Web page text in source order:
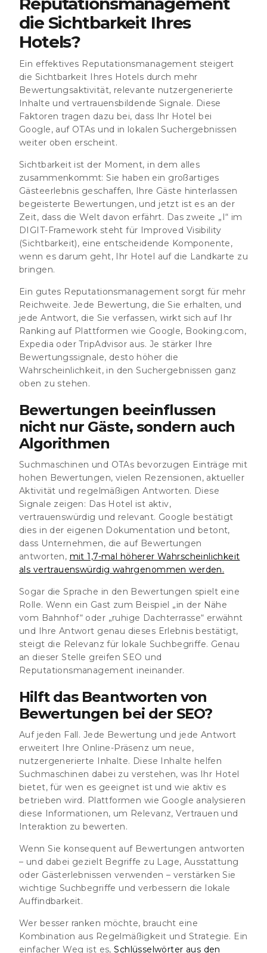
die Sichtbarkeit Ihres
Hotels?
Ein effektives Reputationsmanagement steigert
die Sichtbarkeit Ihres Hotels durch mehr
Bewertungsaktivität, relevante nutzergenerierte
Inhalte und vertrauensbildende Signale. Diese
Faktoren tragen dazu bei, dass Ihr Hotel bei
Google, auf OTAs und in lokalen Suchergebnissen
weiter oben erscheint.
Sichtbarkeit ist der Moment, in dem alles
zusammenkommt: Sie haben ein großartiges
Gästeerlebnis geschaffen, Ihre Gäste hinterlassen
begeisterte Bewertungen, und jetzt ist es an der
Zeit, dass die Welt davon erfährt. Das zweite „I“ im
DIGIT-Framework steht für Improved Visibility
(Sichtbarkeit), eine entscheidende Komponente,
wenn es darum geht, Ihr Hotel auf die Landkarte zu
bringen.
Ein gutes Reputationsmanagement sorgt für mehr
Reichweite. Jede Bewertung, die Sie erhalten, und
jede Antwort, die Sie verfassen, wirkt sich auf Ihr
Ranking auf Plattformen wie Google, Booking.com,
Expedia oder TripAdvisor aus. Je stärker Ihre
Bewertungssignale, desto höher die
Wahrscheinlichkeit, in den Suchergebnissen ganz
oben zu stehen.
Bewertungen beeinflussen
nicht nur Gäste, sondern auch
Algorithmen
Suchmaschinen und OTAs bevorzugen Einträge mit
hohen Bewertungen, vielen Rezensionen, aktueller
Aktivität und regelmäßigen Antworten. Diese
Signale zeigen: Das Hotel ist aktiv,
vertrauenswürdig und relevant. Google bestätigt
dies in der eigenen Dokumentation und betont,
dass Unternehmen, die auf Bewertungen
antworten, mit 1,7-mal höherer Wahrscheinlichkeit
als vertrauenswürdig wahrgenommen werden.
Sogar die Sprache in den Bewertungen spielt eine
Rolle. Wenn ein Gast zum Beispiel „in der Nähe
vom Bahnhof“ oder „ruhige Dachterrasse“ erwähnt
und Ihre Antwort genau dieses Erlebnis bestätigt,
steigt die Relevanz für lokale Suchbegriffe. Genau
an dieser Stelle greifen SEO und
Reputationsmanagement ineinander.
Hilft das Beantworten von
Bewertungen bei der SEO?
Auf jeden Fall. Jede Bewertung und jede Antwort
erweitert Ihre Online-Präsenz um neue,
nutzergenerierte Inhalte. Diese Inhalte helfen
Suchmaschinen dabei zu verstehen, was Ihr Hotel
bietet, für wen es geeignet ist und wie aktiv es
betrieben wird. Plattformen wie Google analysieren
diese Informationen, um Relevanz, Vertrauen und
Interaktion zu bewerten.
Wenn Sie konsequent auf Bewertungen antworten
– und dabei gezielt Begriffe zu Lage, Ausstattung
oder Gästerlebnissen verwenden – verstärken Sie
wichtige Suchbegriffe und verbessern die lokale
Auffindbarkeit.
Wer besser ranken möchte, braucht eine
Kombination aus Regelmäßigkeit und Strategie. Ein
einfacher Weg ist es,Schlüsselwörter aus den